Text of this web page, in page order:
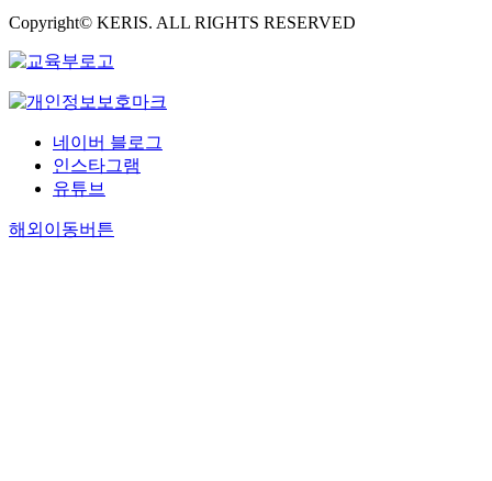
Copyright© KERIS. ALL RIGHTS RESERVED
네이버 블로그
인스타그램
유튜브
해외이동버튼